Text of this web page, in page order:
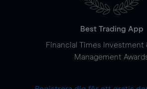
Best Trading App
Financial Times Investment
Management